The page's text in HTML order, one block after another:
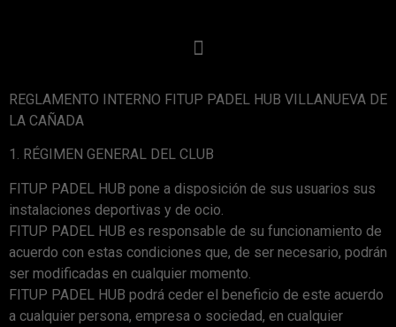
REGLAMENTO INTERNO FITUP PADEL HUB VILLANUEVA DE
LA CAÑADA
1. RÉGIMEN GENERAL DEL CLUB
FITUP PADEL HUB pone a disposición de sus usuarios sus
instalaciones deportivas y de ocio.
FITUP PADEL HUB es responsable de su funcionamiento de
acuerdo con estas condiciones que, de ser necesario, podrán
ser modificadas en cualquier momento.
FITUP PADEL HUB podrá ceder el beneficio de este acuerdo
a cualquier persona, empresa o sociedad, en cualquier